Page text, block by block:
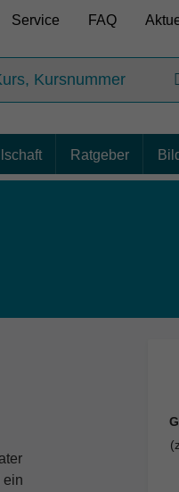
Service FAQ
Ratgeber
ein